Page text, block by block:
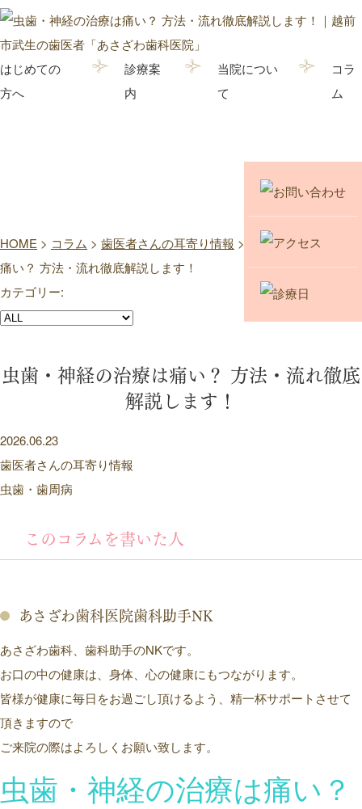
はじめての
方へ
診療案
内
当院につい
て
コラ
ム
HOME > コラム > 歯医者さんの耳寄り情報 >
虫歯・神経の治療は
痛い？ 方法・流れ徹底解説します！
カテゴリー:
虫歯・神経の治療は痛い？ 方法・流れ徹底
解説します！
2026.06.23
歯医者さんの耳寄り情報
虫歯・歯周病
このコラムを書いた人
あさざわ歯科医院歯科助手NK
あさざわ歯科、歯科助手のNKです。
お口の中の健康は、身体、心の健康にもつながります。
皆様が健康に毎日をお過ごし頂けるよう、精一杯サポートさせて
頂きますので
ご来院の際はよろしくお願い致します。
虫歯・神経の治療は痛い？